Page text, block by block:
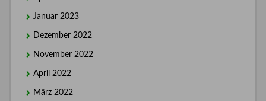
Januar 2023
Dezember 2022
November 2022
April 2022
März 2022